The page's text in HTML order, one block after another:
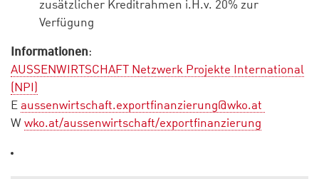
zusätzlicher Kreditrahmen i.H.v. 20% zur
Verfügung
Informationen:
AUSSENWIRTSCHAFT Netzwerk Projekte International
(NPI)
E aussenwirtschaft.exportfinanzierung@wko.at
W wko.at/aussenwirtschaft/exportfinanzierung